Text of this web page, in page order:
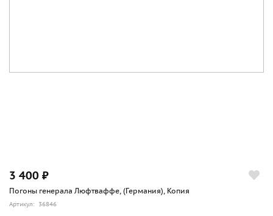
3 400 ₽
Погоны генерала Люфтваффе, (Германия), Копия
Артикул: 36846